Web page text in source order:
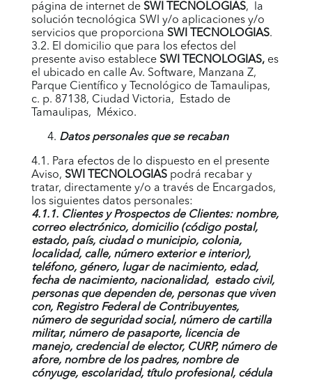
página de internet de SWI TECNOLOGIAS, la
solución tecnológica SWI y/o aplicaciones y/o
servicios que proporciona SWI TECNOLOGIAS.
3.2. El domicilio que para los efectos del
presente aviso establece SWI TECNOLOGIAS, es
el ubicado en calle Av. Software, Manzana Z,
Parque Científico y Tecnológico de Tamaulipas,
c. p. 87138, Ciudad Victoria, Estado de
Tamaulipas, México.
Datos personales que se recaban
4.1. Para efectos de lo dispuesto en el presente
Aviso, SWI TECNOLOGIASpodrá recabar y
tratar, directamente y/o a través de Encargados,
los siguientes datos personales:
4.1.1. Clientes y Prospectos de Clientes: nombre,
correo electrónico, domicilio (código postal,
estado, país, ciudad o municipio, colonia,
localidad, calle, número exterior e interior),
teléfono, género, lugar de nacimiento, edad,
fecha de nacimiento, nacionalidad, estado civil,
personas que dependen de, personas que viven
con, Registro Federal de Contribuyentes,
número de seguridad social, número de cartilla
militar, número de pasaporte, licencia de
manejo, credencial de elector, CURP, número de
afore, nombre de los padres, nombre de
cónyuge, escolaridad, título profesional, cédula